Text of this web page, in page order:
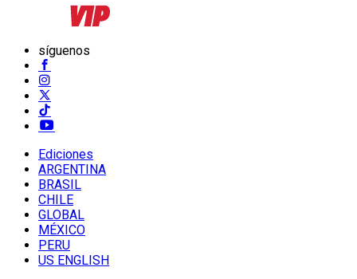
síguenos
Ediciones
ARGENTINA
BRASIL
CHILE
GLOBAL
MÉXICO
PERU
US ENGLISH